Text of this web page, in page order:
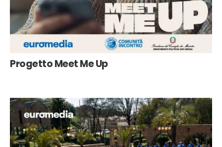
Progetto Meet Me Up